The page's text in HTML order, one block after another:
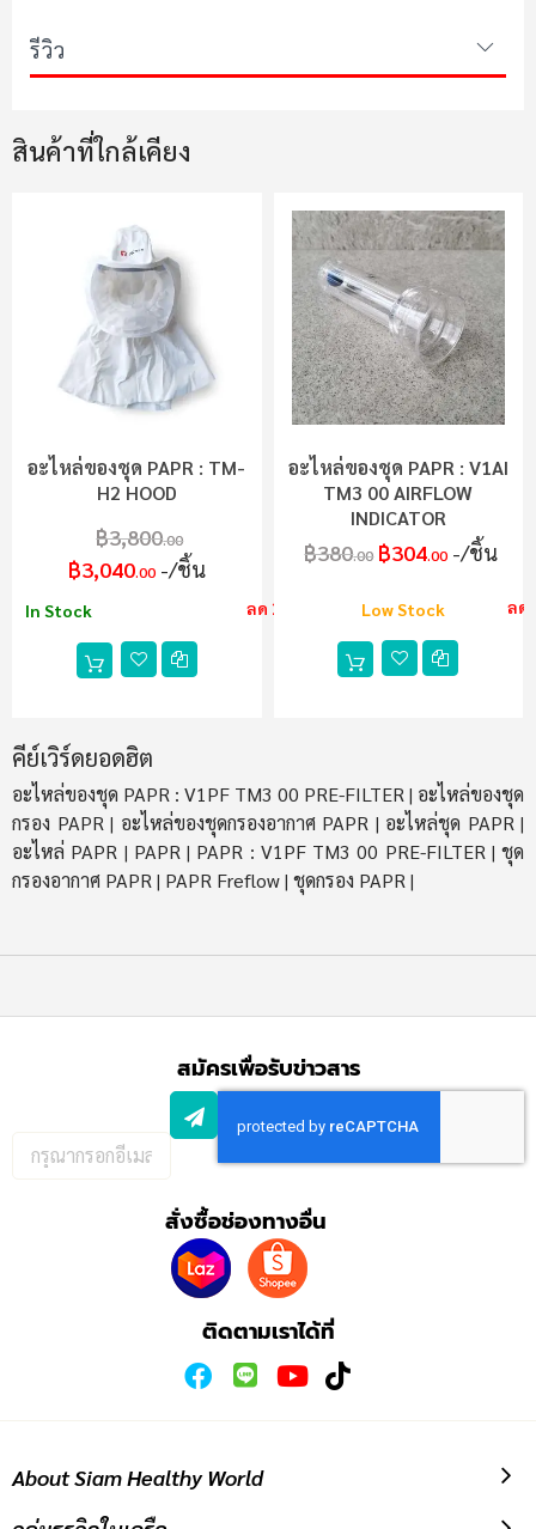
รีวิว
สินค้าที่ใกล้เคียง
อะไหล่ของชุด PAPR : TM-
H2 HOOD
฿3,800.00
฿3,040.00 /ชิ้น
In Stock ลด 20%
อะไหล่ของชุด PAPR : V1AI
TM3 00 AIRFLOW
INDICATOR
฿380.00 ฿304.00 /ชิ้น
Low Stock ลด
คีย์เวิร์ดยอดฮิต
อะไหล่ของชุด PAPR : V1PF TM3 00 PRE-FILTER | อะไหล่ของชุด
กรอง PAPR | อะไหล่ของชุดกรองอากาศ PAPR | อะไหล่ชุด PAPR |
อะไหล่ PAPR | PAPR | PAPR : V1PF TM3 00 PRE-FILTER | ชุด
กรองอากาศ PAPR | PAPR Freflow | ชุดกรอง PAPR |
สมัครเพื่อรับข่าวสาร
กรอก
สั่งซื้อช่องทางอื่น
ติดตามเราได้ที่
About Siam Healthy World